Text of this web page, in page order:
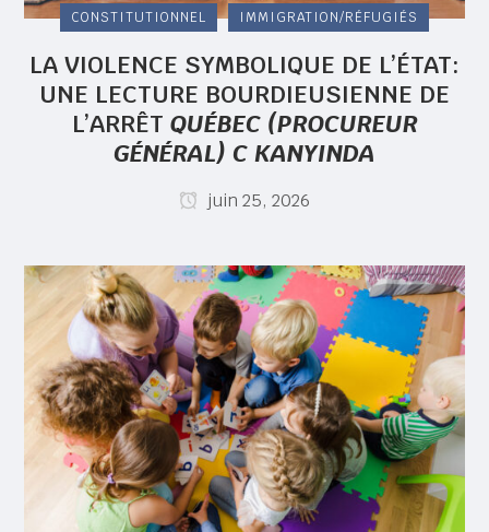
CONSTITUTIONNEL IMMIGRATION/RÉFUGIÉS
LA VIOLENCE SYMBOLIQUE DE L’ÉTAT:
UNE LECTURE BOURDIEUSIENNE DE
L’ARRÊT QUÉBEC (PROCUREUR
GÉNÉRAL) C KANYINDA
juin 25, 2026